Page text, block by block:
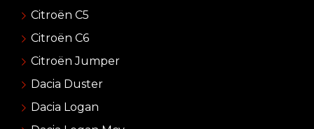
Citroën C5
Citroën C6
Citroën Jumper
Dacia Duster
Dacia Logan